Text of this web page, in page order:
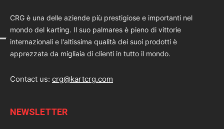
CRG è una delle aziende più prestigiose e importanti nel
mondo del karting. Il suo palmares è pieno di vittorie
internazionali e l'altissima qualità dei suoi prodotti è
apprezzata da migliaia di clienti in tutto il mondo.
Contact us: crg@kartcrg.com
NEWSLETTER